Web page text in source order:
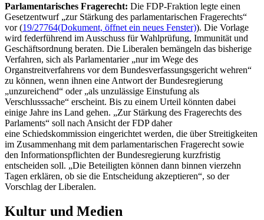
Parlamentarisches Fragerecht: Die FDP-Fraktion legte einen
Gesetzentwurf „zur Stärkung des parlamentarischen Fragerechts“
vor (19/27764(Dokument, öffnet ein neues Fenster)). Die Vorlage
wird federführend im Ausschuss für Wahlprüfung, Immunität und
Geschäftsordnung beraten. Die Liberalen bemängeln das bisherige
Verfahren, sich als Parlamentarier „nur im Wege des
Organstreitverfahrens vor dem Bundesverfassungsgericht wehren“
zu können, wenn ihnen eine Antwort der Bundesregierung
„unzureichend“ oder „als unzulässige Einstufung als
Verschlusssache“ erscheint. Bis zu einem Urteil könnten dabei
einige Jahre ins Land gehen. „Zur Stärkung des Fragerechts des
Parlaments“ soll nach Ansicht der FDP daher
eine Schiedskommission eingerichtet werden, die über Streitigkeiten
im Zusammenhang mit dem parlamentarischen Fragerecht sowie
den Informationspflichten der Bundesregierung kurzfristig
entscheiden soll. „Die Beteiligten können dann binnen vierzehn
Tagen erklären, ob sie die Entscheidung akzeptieren“, so der
Vorschlag der Liberalen.
Kultur und Medien